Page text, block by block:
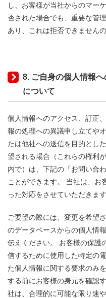
し、お客様が当社からのマー
否された場合でも、重要な管
あり、これは拒否できません
8. ご自身の個人情報
について
個人情報へのアクセス、訂正
報の処理への異議申し立てや
たは他社への送信を目的とし
望される場合（これらの権利
内で）は、下記の「お問い合
ことができます。 当社は、お
った対応をさせていただきます
ご要望の際には、変更を希望
のデータベースからの個人情
伝えください。 お客様の保護
信するために使用した特定の
た個人情報に関する要求のみ
する前にお客様の身元を確認
社は、合理的に可能な限り速